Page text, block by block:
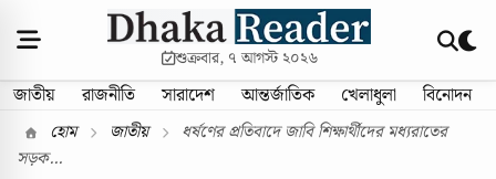
শুক্রবার, ৭ আগস্ট ২০২৬
জাতীয় রাজনীতি সারাদেশ আন্তর্জাতিক খেলাধুলা বিনোদন
হোম জাতীয়
ধর্ষণের প্রতিবাদে জাবি শিক্ষার্থীদের মধ্যরাতের
সড়ক...